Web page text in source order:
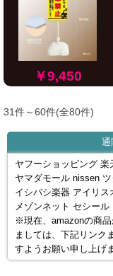
￥9,450
31件～60件(全80件)
ヤフーショッピング
ヤマダモール nissen
イシバシ楽器 アイリ
メゾンネット セシール
※現在、amazonの商品
ましては、下記リンク
すようお願い申し上げ